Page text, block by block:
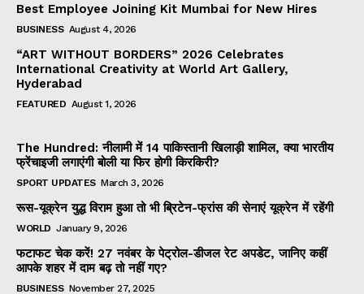
Best Employee Joining Kit Mumbai for New Hires
BUSINESS August 4, 2026
“ART WITHOUT BORDERS” 2026 Celebrates
International Creativity at World Art Gallery,
Hyderabad
FEATURED August 1, 2026
The Hundred: नीलामी में 14 पाकिस्तानी खिलाड़ी शामिल, क्या भारतीय
फ्रेंचाइजी लगाएंगी बोली या फिर होगी किरकिरी?
SPORT UPDATES March 3, 2026
रूस-यूक्रेन युद्ध विराम हुआ तो भी ब्रिटेन-फ्रांस की सेनाएं यूक्रेन में रहेंगी
WORLD January 9, 2026
फटाफट चेक करें! 27 नवंबर के पेट्रोल-डीजल रेट अपडेट, जानिए कहीं
आपके शहर में दाम बढ़ तो नहीं गए?
BUSINESS November 27, 2025